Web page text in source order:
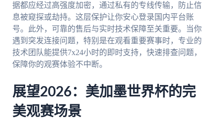
据都应经过高强度加密，通过私有的专线传输，防止信
息被窥探或劫持。这层保护让你安心登录国内平台账
号。此外，可靠的售后与实时技术保障至关重要。当你
遇到突发连接问题，特别是在观看重要赛事时，专业的
技术团队能提供7x24小时的即时支持，快速排查问题，
保障你的观赛体验不中断。
展望2026：美加墨世界杯的完
美观赛场景